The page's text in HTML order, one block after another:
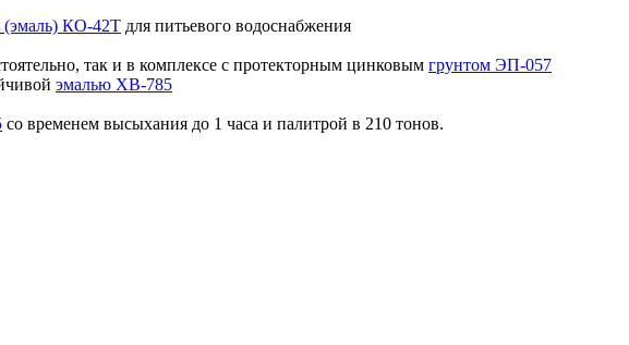
(эмаль) КО-42Т для питьевого водоснабжения
так и в комплексе с протекторным цинковым грунтом ЭП-057
эмалью ХВ-785
со временем высыхания до 1 часа и палитрой в 210 тонов.